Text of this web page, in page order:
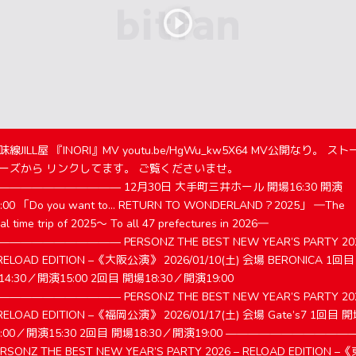
線JILL屋 『INORI』MV youtu.be/HgWu_kw5X64 MV公開なり。 スト
ズから リンクしてます。 ご覧くださいませ。
12月30日 大手町三井ホール 開場16:30 開演
「Do you want to... RETURN TO WONDERLAND？2025」 ―The
time trip of 2025～ To all 47 prefectures in 2026―
PERSONZ THE BEST NEW YEAR’S PARTY
EDITION –《大阪公演》 2026/01/10(土) 会場 BERONICA 1回
／開演15:00 2回目 開場18:30／開演19:00
PERSONZ THE BEST NEW YEAR’S PARTY
EDITION –《福岡公演》 2026/01/17(土) 会場 Gate’s7 1回目 開
／開演15:30 2回目 開場18:30／開演19:00
THE BEST NEW YEAR’S PARTY 2026 – RELOAD EDITION –《